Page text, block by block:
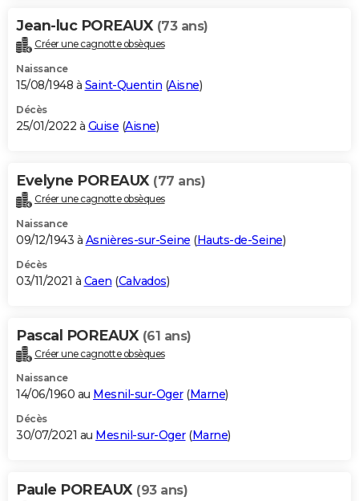
Jean-luc POREAUX (73 ans)
Créer une cagnotte obsèques
Naissance
15/08/1948 à Saint-Quentin (Aisne)
Décès
25/01/2022 à Guise (Aisne)
Evelyne POREAUX (77 ans)
Créer une cagnotte obsèques
Naissance
09/12/1943 à Asnières-sur-Seine (Hauts-de-Seine)
Décès
03/11/2021 à Caen (Calvados)
Pascal POREAUX (61 ans)
Créer une cagnotte obsèques
Naissance
14/06/1960 au Mesnil-sur-Oger(Marne)
Décès
30/07/2021 au Mesnil-sur-Oger(Marne)
Paule POREAUX (93 ans)